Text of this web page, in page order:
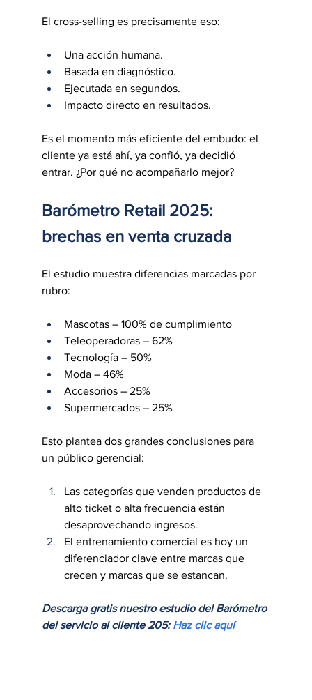
El cross-selling es precisamente eso:
Una acción humana.
Basada en diagnóstico.
Ejecutada en segundos.
Impacto directo en resultados.
Es el momento más eficiente del embudo: el
cliente ya está ahí, ya confió, ya decidió
entrar. ¿Por qué no acompañarlo mejor?
Barómetro Retail 2025:
brechas en venta cruzada
El estudio muestra diferencias marcadas por
rubro:
Mascotas – 100% de cumplimiento
Teleoperadoras – 62%
Tecnología – 50%
Moda – 46%
Accesorios – 25%
Supermercados – 25%
Esto plantea dos grandes conclusiones para
un público gerencial:
Las categorías que venden productos de
alto ticket o alta frecuencia están
desaprovechando ingresos.
El entrenamiento comercial es hoy un
diferenciador clave entre marcas que
crecen y marcas que se estancan.
Descarga gratis nuestro estudio del Barómetro
del servicio al cliente 205: Haz clic aquí